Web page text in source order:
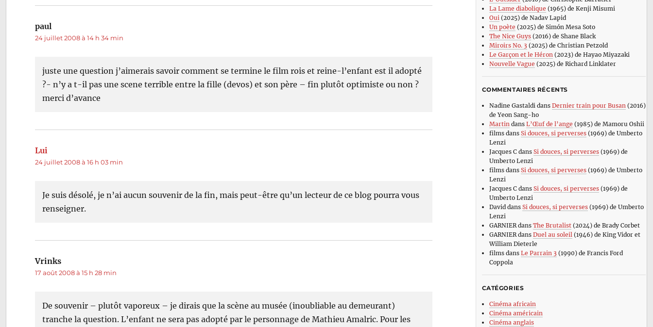
l’article
paul
24 juillet 2008 à 14 h 34 min
juste une question j’aimerais savoir comment se termine le film rois et reine-l’enfant est il adopté
?- n’y a t-il pas une scene terrible entre la fille (devos) et son père – fin plutôt optimiste ou non ?
merci d’avance
Lui
24 juillet 2008 à 16 h 03 min
Je suis désolé, je n’ai aucun souvenir de la fin, mais peut-être qu’un lecteur de ce blog pourra vous
renseigner.
Vrinks
17 août 2008 à 15 h 28 min
De souvenir – plutôt vaporeux – je dirais que la scène au musée (inoubliable au demeurant)
tranche la question. L’enfant ne sera pas adopté par le personnage de Mathieu Amalric. Pour les
La Lame diabolique (1965) de Kenji Misumi
Oui(2025) de Nadav Lapid
Un poète (2025) de Simón Mesa Soto
The Nice Guys(2016) de Shane Black
Miroirs No. 3 (2025) de Christian Petzold
Le Garçon et le Héron(2023) de Hayao Miyazaki
Nouvelle Vague (2025) de Richard Linklater
COMMENTAIRES RÉCENTS
Nadine Gastaldi dans Dernier train pour Busan (2016)
de Yeon Sang-ho
Martin dans L’Œuf de l’ange (1985) de Mamoru Oshii
filmsdans Si douces, si perverses(1969) de Umberto
Lenzi
Jacques Cdans Si douces, si perverses(1969) de
Umberto Lenzi
filmsdans Si douces, si perverses(1969) de Umberto
Lenzi
Jacques Cdans Si douces, si perverses(1969) de
Umberto Lenzi
David dans Si douces, si perverses(1969) de Umberto
Lenzi
GARNIERdans The Brutalist(2024) de Brady Corbet
GARNIERdans Duel au soleil (1946) de King Vidor et
William Dieterle
filmsdans Le Parrain 3 (1990) de Francis Ford
Coppola
CATÉGORIES
Cinéma africain
Cinéma américain
Cinéma anglais